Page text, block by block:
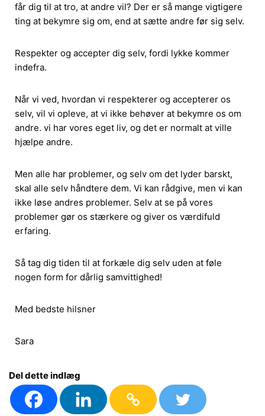
får dig til at tro, at andre vil? Der er så mange vigtigere
ting at bekymre sig om, end at sætte andre før sig selv.
Respekter og accepter dig selv, fordi lykke kommer
indefra.
Når vi ved, hvordan vi respekterer og accepterer os
selv, vil vi opleve, at vi ikke behøver at bekymre os om
andre. vi har vores eget liv, og det er normalt at ville
hjælpe andre.
Men alle har problemer, og selv om det lyder barskt,
skal alle selv håndtere dem. Vi kan rådgive, men vi kan
ikke løse andres problemer. Selv at se på vores
problemer gør os stærkere og giver os værdifuld
erfaring.
Så tag dig tiden til at forkæle dig selv uden at føle
nogen form for dårlig samvittighed!
Med bedste hilsner
Sara
Del dette indlæg